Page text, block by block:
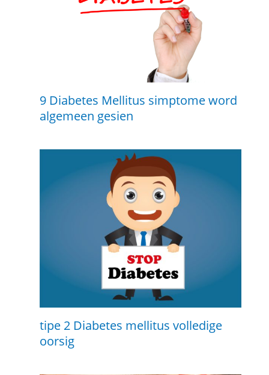
9 Diabetes Mellitus simptome word
algemeen gesien
tipe 2 Diabetes mellitus volledige
oorsig